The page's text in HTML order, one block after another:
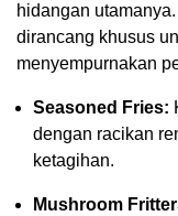
hidangan
dirancang khusus
menyempurnakan
Seasoned Fries:
dengan racikan
ketagihan.
Mushroom